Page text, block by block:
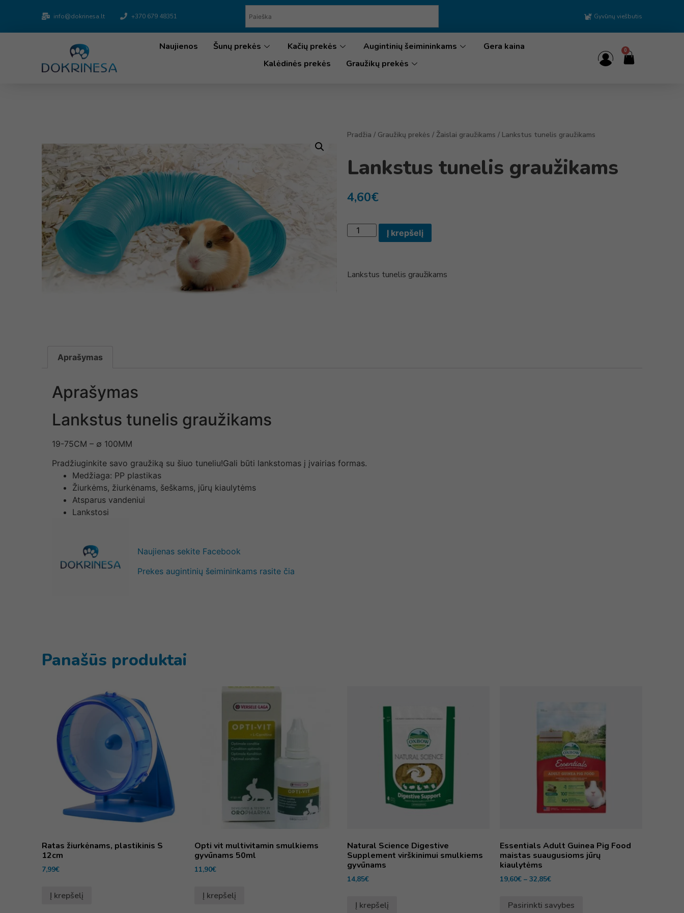
info@dokrinesa.lt +370 679 48351 Gyvūnų viešbutis
Naujienos Šunų prekės Kačių prekės Augintinių šeimininkams
Gera kaina
Kalėdinės prekės
Graužikų prekės
0
Pradžia / Graužikų prekės / Žaislai graužikams / Lankstus tunelis graužikams
Lankstus tunelis graužikams
4,60€
Į krepšelį
Lankstus tunelis graužikams
Aprašymas
Aprašymas
Lankstus tunelis graužikams
19-75CM – ∅ 100MM
Pradžiuginkite savo graužiką su šiuo tuneliu!Gali būti lankstomas į įvairias formas.
Medžiaga: PP plastikas
Žiurkėms, žiurkėnams, šeškams, jūrų kiaulytėms
Atsparus vandeniui
Lankstosi
Naujienas sekite Facebook
Prekes augintinių šeimininkams rasite čia
Panašūs produktai
Ratas žiurkėnams, plastikinis S
12cm
7,99€
Į krepšelį
Opti vit multivitamin smulkiems
gyvūnams 50ml
11,90€
Į krepšelį
Natural Science Digestive
Supplement virškinimui smulkiems
gyvūnams
14,85€
Į krepšelį
Essentials Adult Guinea Pig Food
maistas suaugusioms jūrų
kiaulytėms
19,60€ – 32,85€
Pasirinkti savybes